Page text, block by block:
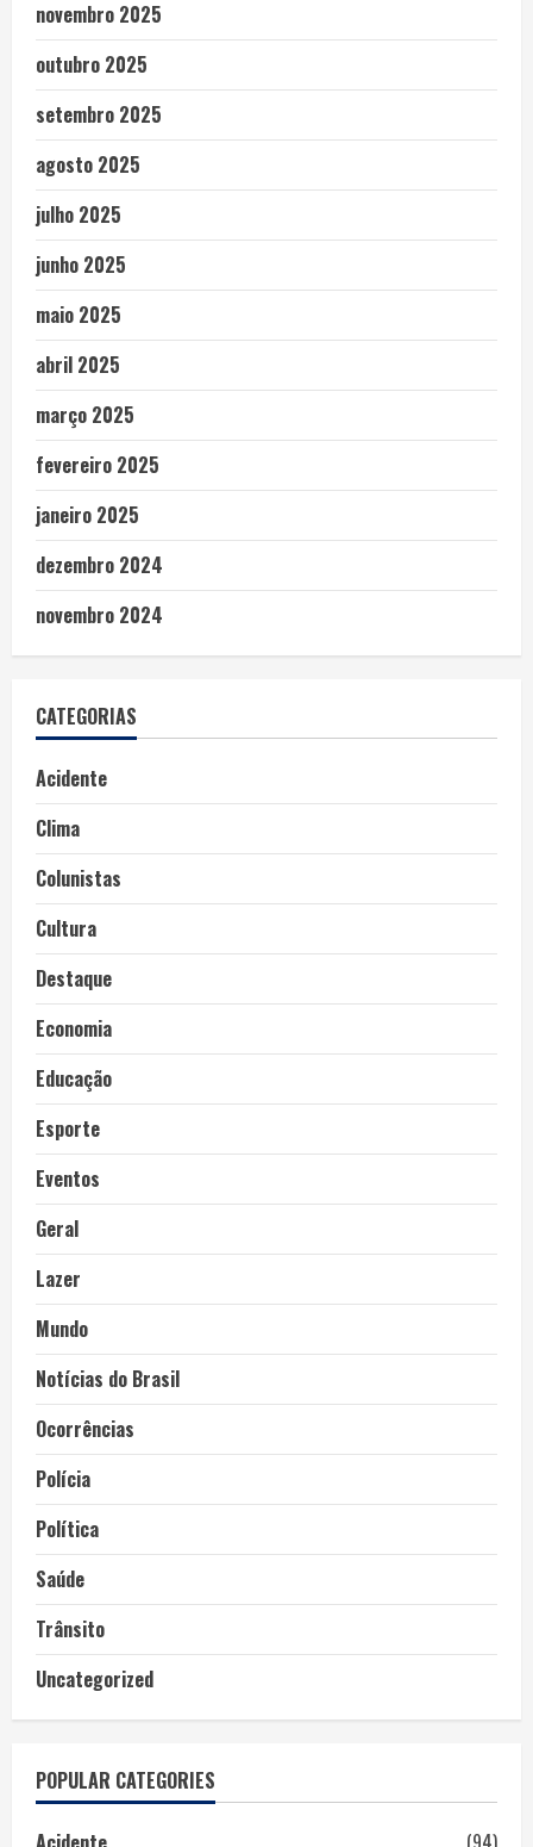
novembro 2025
outubro 2025
setembro 2025
agosto 2025
julho 2025
junho 2025
maio 2025
abril 2025
março 2025
fevereiro 2025
janeiro 2025
dezembro 2024
novembro 2024
CATEGORIAS
Acidente
Clima
Colunistas
Cultura
Destaque
Economia
Educação
Esporte
Eventos
Geral
Lazer
Mundo
Notícias do Brasil
Ocorrências
Polícia
Política
Saúde
Trânsito
Uncategorized
POPULAR CATEGORIES